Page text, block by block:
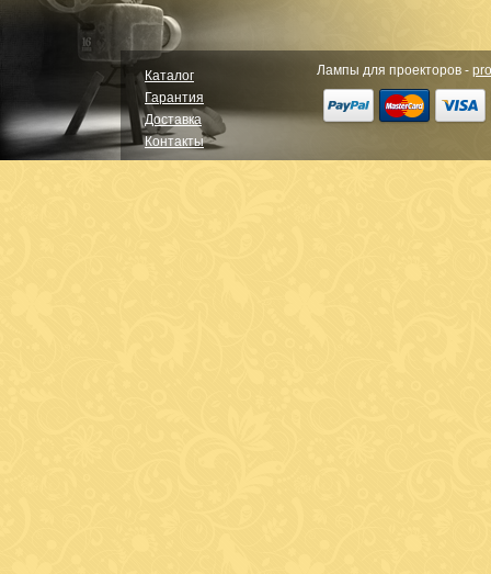
Каталог
Гарантия
Доставка
Контакты
Лампы для проекторов -